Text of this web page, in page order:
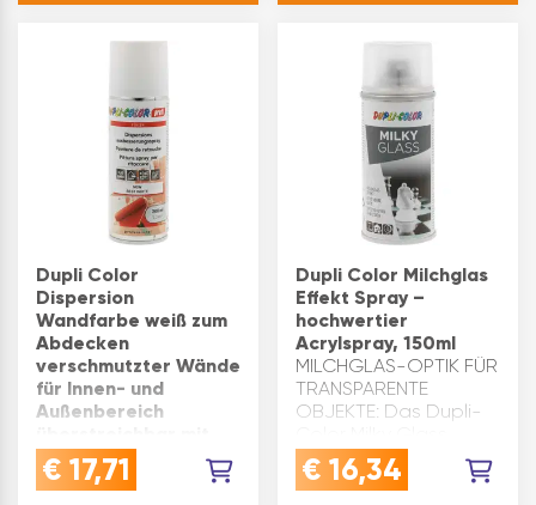
matter Grund- und
Decklack für innen und
GRUNDIERWIRKUNG:
Dupli Color
Dispersion
Wandfarbe weiß zum
Abdecken
verschmutzter Wände
für Innen- und
Außenbereich
Dispersionen, 200ml
HOHE DECKKRAFT: Das
€ 17,71
Dupli Color Milchglas
Effekt Spray –
hochwertier
Acrylspray, 150ml
MILCHGLAS-OPTIK FÜR
TRANSPARENTE
OBJEKTE: Das Dupli-
Spray verwandelt
Glas, Fenster, Vasen
€ 16,34